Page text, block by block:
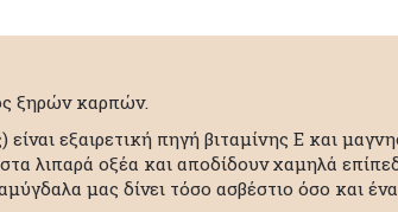
ξηρών καρπών.
εξαιρετική πηγή βιταμίνης Ε και
λιπαρά οξέα και αποδίδουν χαμηλά
μας δίνει τόσο ασβέστιο όσο και